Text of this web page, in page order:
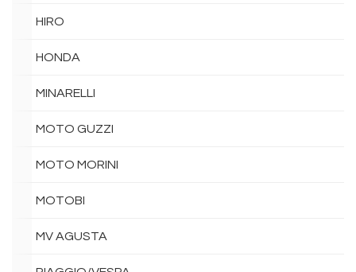
HIRO
HONDA
MINARELLI
MOTO GUZZI
MOTO MORINI
MOTOBI
MV AGUSTA